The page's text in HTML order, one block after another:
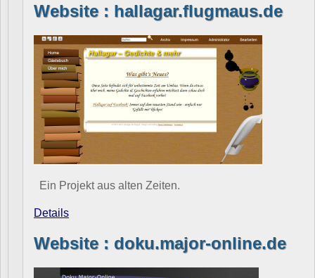
Website : hallagar.flugmaus.de
Ein Projekt aus alten Zeiten.
Details
Website : doku.major-online.de